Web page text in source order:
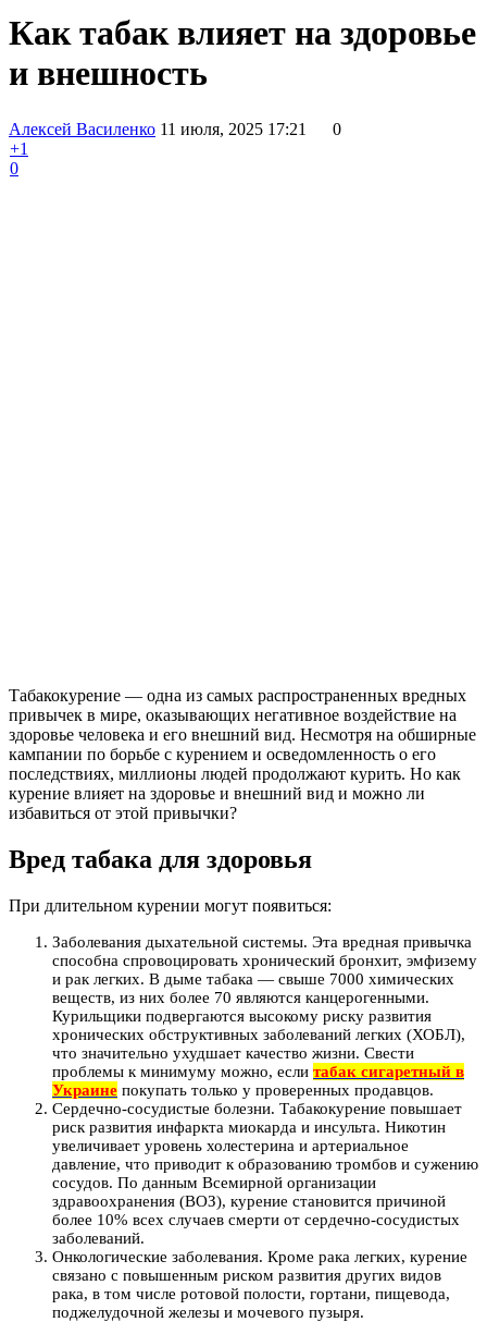
Как табак влияет на здоровье
и внешность
Алексей Василенко 11 июля, 2025 17:21
0
+1
0
Табакокурение — одна из самых распространенных вредных
привычек в мире, оказывающих негативное воздействие на
здоровье человека и его внешний вид. Несмотря на обширные
кампании по борьбе с курением и осведомленность о его
последствиях, миллионы людей продолжают курить. Но как
курение влияет на здоровье и внешний вид и можно ли
избавиться от этой привычки?
Вред табака для здоровья
При длительном курении могут появиться:
Заболевания дыхательной системы. Эта вредная привычка
способна спровоцировать хронический бронхит, эмфизему
и рак легких. В дыме табака — свыше 7000 химических
веществ, из них более 70 являются канцерогенными.
Курильщики подвергаются высокому риску развития
хронических обструктивных заболеваний легких (ХОБЛ),
что значительно ухудшает качество жизни. Свести
проблемы к минимуму можно, если табак сигаретный в
Украине покупать только у проверенных продавцов.
Сердечно-сосудистые болезни. Табакокурение повышает
риск развития инфаркта миокарда и инсульта. Никотин
увеличивает уровень холестерина и артериальное
давление, что приводит к образованию тромбов и сужению
сосудов. По данным Всемирной организации
здравоохранения (ВОЗ), курение становится причиной
более 10% всех случаев смерти от сердечно-сосудистых
заболеваний.
Онкологические заболевания. Кроме рака легких, курение
связано с повышенным риском развития других видов
рака, в том числе ротовой полости, гортани, пищевода,
поджелудочной железы и мочевого пузыря.